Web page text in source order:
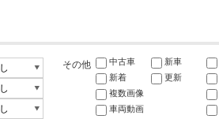
その他 中古車 新車
新着
更新
複数画像
車両動画